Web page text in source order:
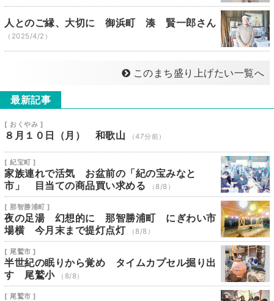
人とのご縁、大切に 御浜町 湊 賢一郎さん
（2025/4/2）
このまち盛り上げたい一覧へ
最新記事
[ おくやみ ]
８月１０日（月） 和歌山 （47分前）
[ 紀宝町 ]
家族連れで活気 お盆前の「紀の宝みなと
市」 目当ての商品買い求める
（8/8）
[ 那智勝浦町 ]
夜の足湯 幻想的に 那智勝浦町 にぎわい市
場横 今月末まで提灯点灯
（8/8）
[ 尾鷲市 ]
半世紀の眠りから覚め タイムカプセル掘り出
す 尾鷲小
（8/8）
[ 尾鷲市 ]